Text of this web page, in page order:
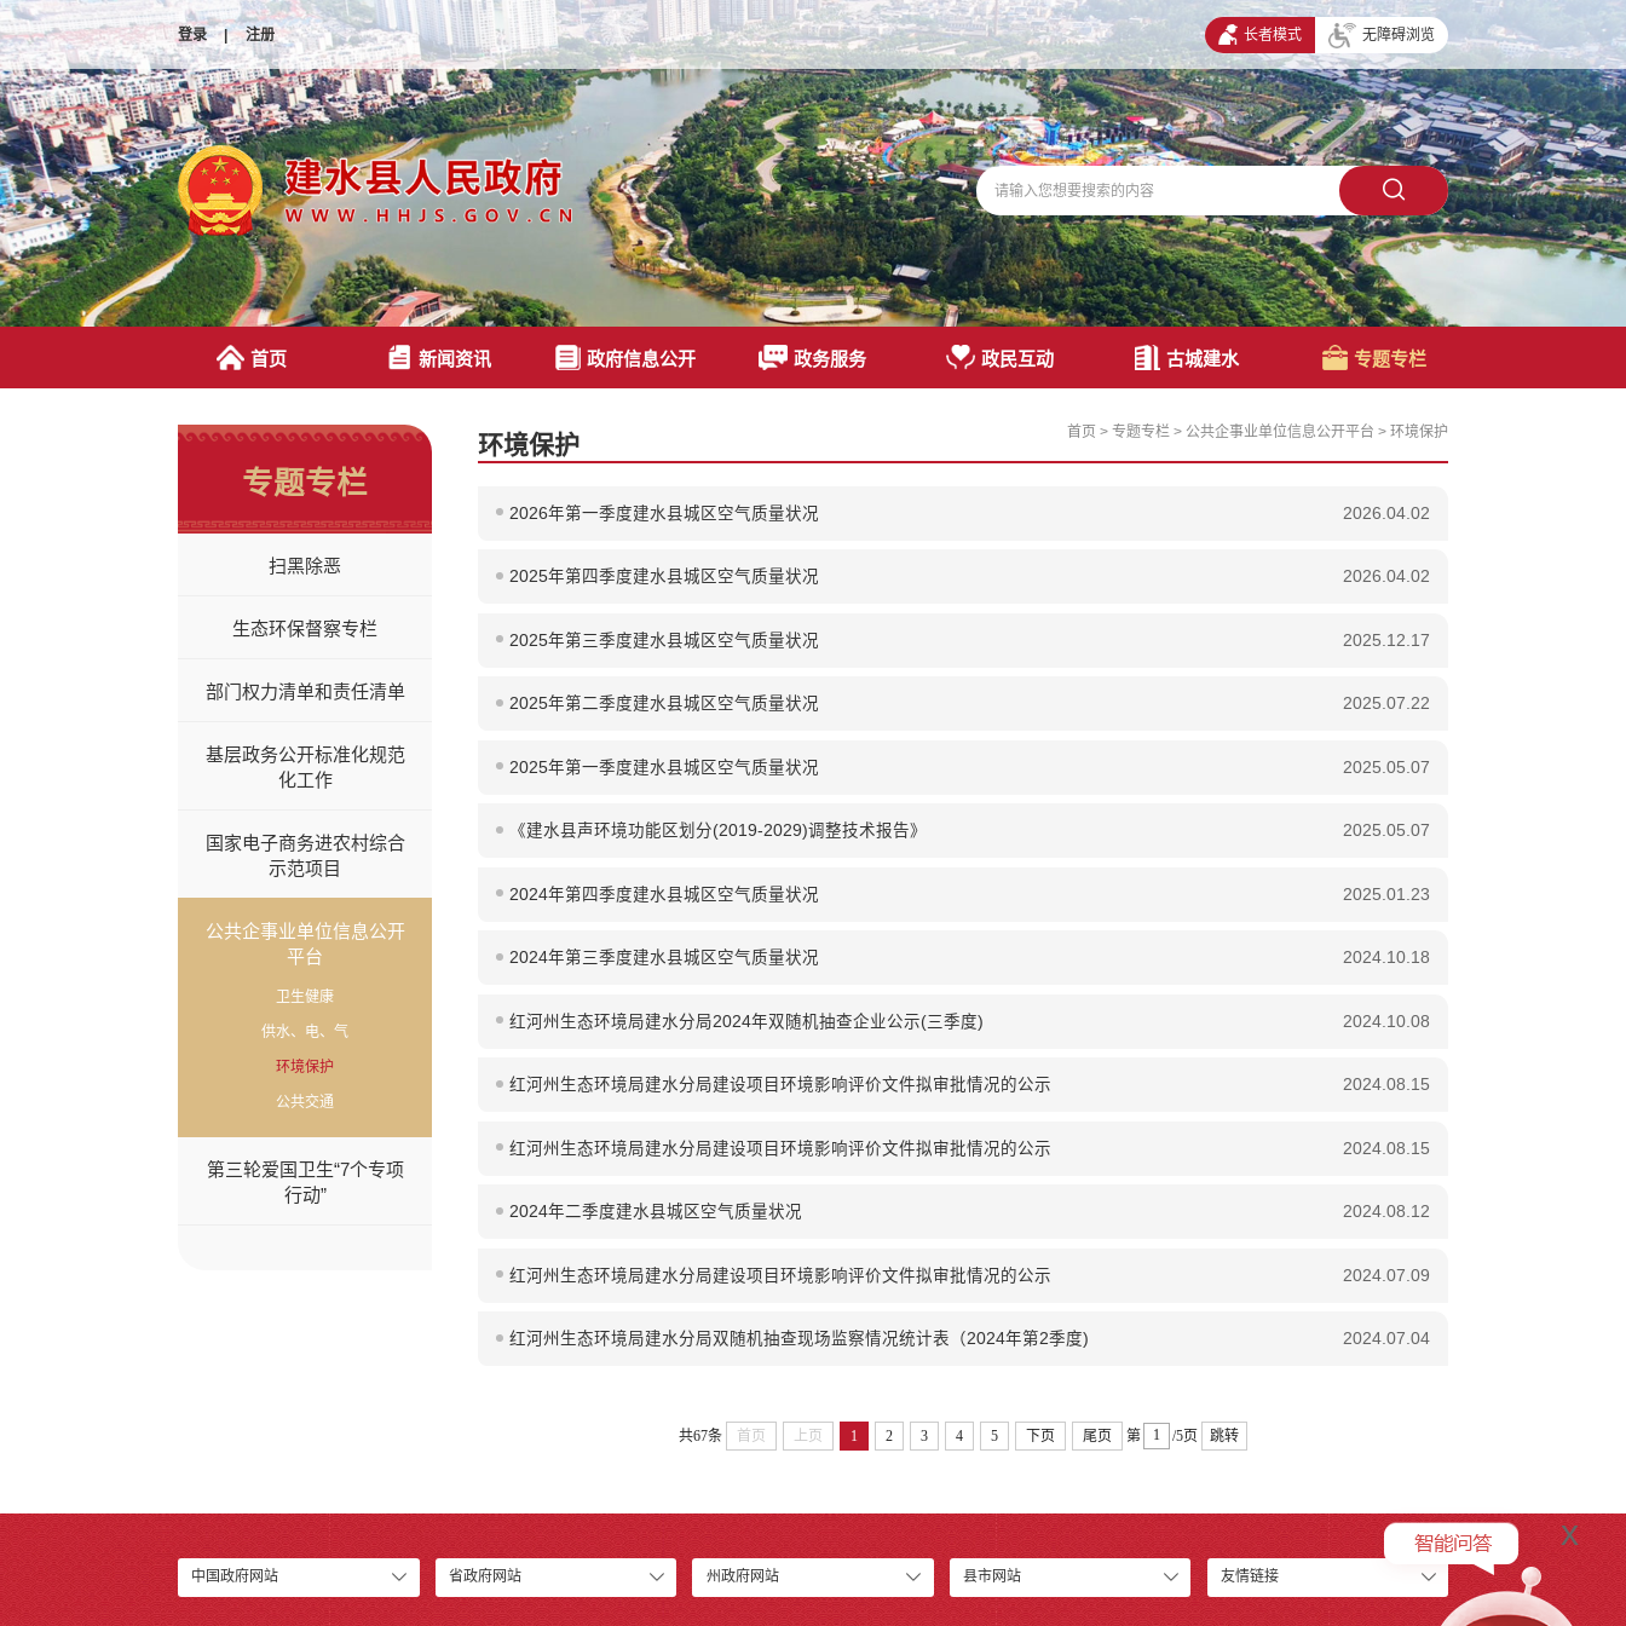
登录 | 注册 长者模式 无障碍浏览
首页 新闻资讯 政府信息公开 政务服务 政民互动 古城建水 专题专栏
专题专栏
扫黑除恶
生态环保督察专栏
部门权力清单和责任清单
基层政务公开标准化规范
化工作
国家电子商务进农村综合
示范项目
公共企事业单位信息公开
平台
卫生健康
供水、电、气
环境保护
公共交通
第三轮爱国卫生“7个专项
行动”
环境保护 首页 > 专题专栏 > 公共企事业单位信息公开平台 > 环境保护
2026年第一季度建水县城区空气质量状况 2026.04.02
2025年第四季度建水县城区空气质量状况 2026.04.02
2025年第三季度建水县城区空气质量状况 2025.12.17
2025年第二季度建水县城区空气质量状况 2025.07.22
2025年第一季度建水县城区空气质量状况 2025.05.07
《建水县声环境功能区划分(2019-2029)调整技术报告》 2025.05.07
2024年第四季度建水县城区空气质量状况 2025.01.23
2024年第三季度建水县城区空气质量状况 2024.10.18
红河州生态环境局建水分局2024年双随机抽查企业公示(三季度) 2024.10.08
红河州生态环境局建水分局建设项目环境影响评价文件拟审批情况的公示 2024.08.15
红河州生态环境局建水分局建设项目环境影响评价文件拟审批情况的公示 2024.08.15
2024年二季度建水县城区空气质量状况 2024.08.12
红河州生态环境局建水分局建设项目环境影响评价文件拟审批情况的公示 2024.07.09
红河州生态环境局建水分局双随机抽查现场监察情况统计表（2024年第2季度) 2024.07.04
共67条 首页 上页 1 2 3 4 5 下页 尾页 第 /5页 跳转
中国政府网站 省政府网站 州政府网站 县市网站 友情链接
x